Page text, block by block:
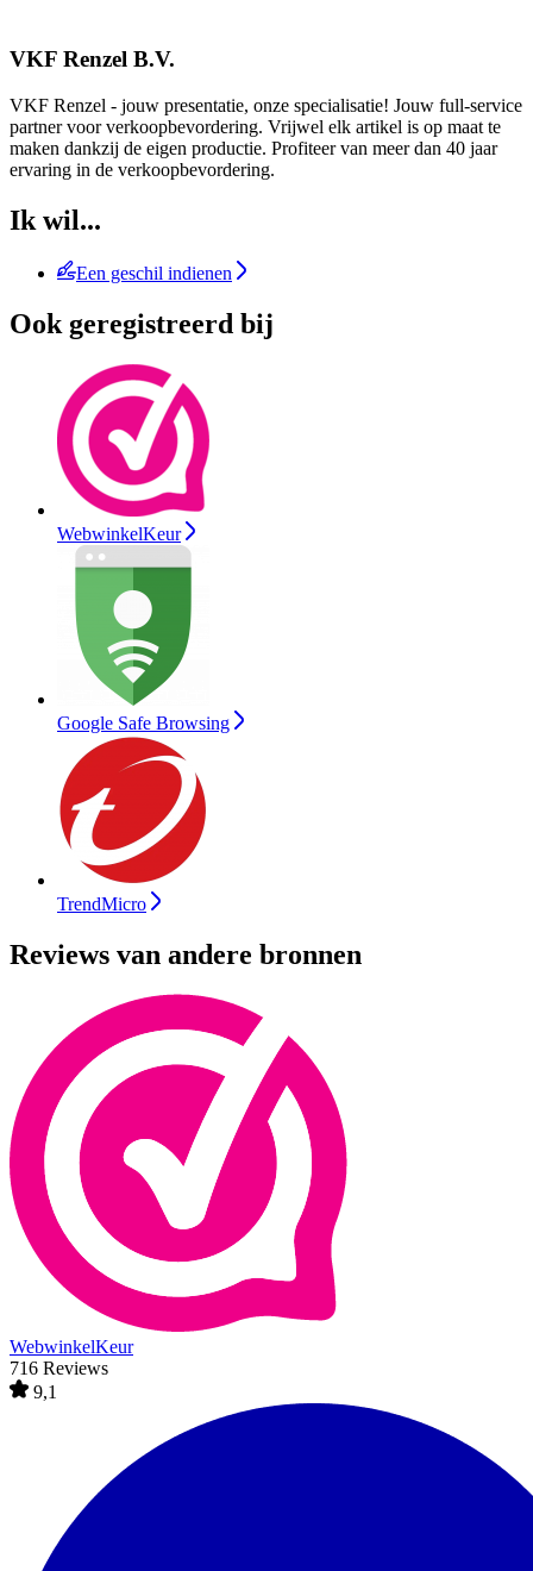
VKF Renzel B.V.
VKF Renzel - jouw presentatie, onze specialisatie! Jouw full-service
partner voor verkoopbevordering. Vrijwel elk artikel is op maat te
maken dankzij de eigen productie. Profiteer van meer dan 40 jaar
ervaring in de verkoopbevordering.
Ik wil...
Een geschil indienen
Ook geregistreerd bij
WebwinkelKeur
Google Safe Browsing
TrendMicro
Reviews van andere bronnen
WebwinkelKeur
716 Reviews
9,1